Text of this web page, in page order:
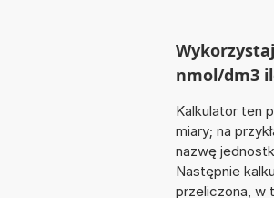
nmol/dm3
Kalkulator ten
miary; na
nazwę
Następnie
przeliczona, w